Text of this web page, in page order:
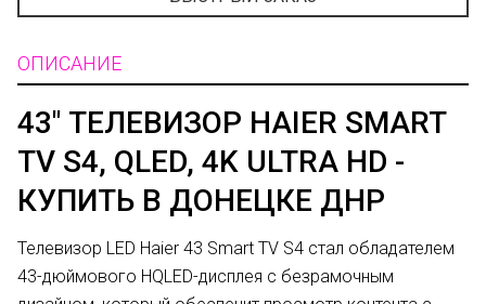
ОПИСАНИЕ
43" ТЕЛЕВИЗОР HAIER SMART
TV S4, QLED, 4K ULTRA HD -
КУПИТЬ В ДОНЕЦКЕ ДНР
Телевизор LED Haier 43 Smart TV S4 стал обладателем
43-дюймового HQLED-дисплея с безрамочным